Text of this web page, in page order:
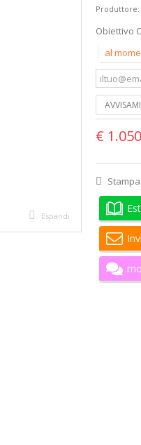
Espandi
Produttore:
Obiettivo
al
€
Stampa